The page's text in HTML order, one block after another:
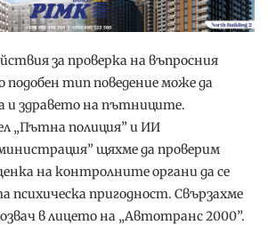
за проверка на въпросния
тип поведение може да
здравето на пътниците.
„Пътна полиция” и ИИ
щяхме да проверим
на контролните органи да се
психическа пригодност. Свързахме
в лицето на „Автотранс 2000”.